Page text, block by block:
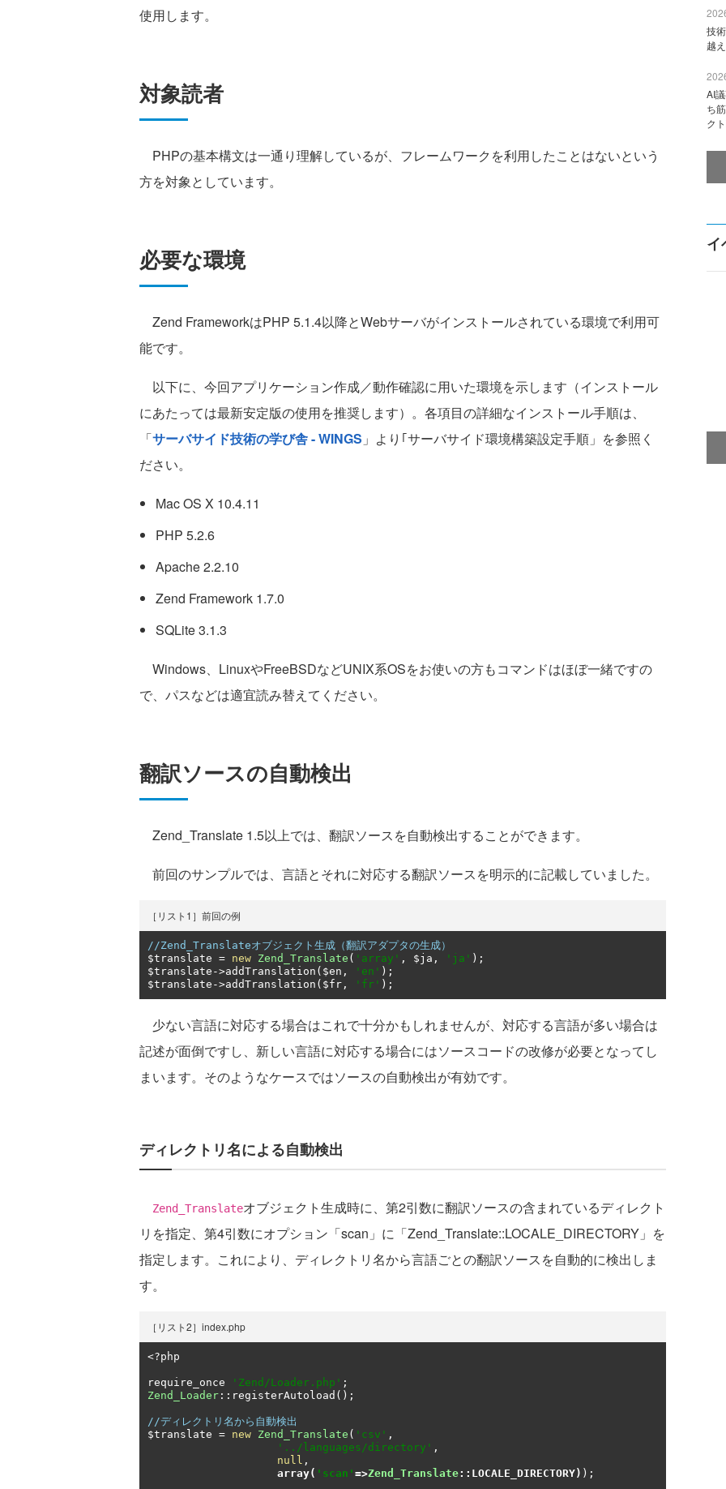
使用します。
対象読者
PHPの基本構文は一通り理解しているが、フレームワークを利用したことはないという
方を対象としています。
必要な環境
Zend FrameworkはPHP 5.1.4以降とWebサーバがインストールされている環境で利用可
能です。
以下に、今回アプリケーション作成／動作確認に用いた環境を示します（インストール
にあたっては最新安定版の使用を推奨します）。各項目の詳細なインストール手順は、
「サーバサイド技術の学び舎 - WINGS 」より｢サーバサイド環境構築設定手順」を参照く
ださい。
Mac OS X 10.4.11
PHP 5.2.6
Apache 2.2.10
Zend Framework 1.7.0
SQLite 3.1.3
Windows、LinuxやFreeBSDなどUNIX系OSをお使いの方もコマンドはほぼ一緒ですの
で、パスなどは適宜読み替えてください。
翻訳ソースの自動検出
Zend_Translate 1.5以上では、翻訳ソースを自動検出することができます。
前回のサンプルでは、言語とそれに対応する翻訳ソースを明示的に記載していました。
［リスト1］前回の例
//Zend_Translateオブジェクト生成（翻訳アダプタの生成）
$translate = new Zend_Translate ( 'array' , $ja , 'ja' );
$translate ->addTranslation ( $en , 'en' );
$translate ->addTranslation ( $fr , 'fr' );
少ない言語に対応する場合はこれで十分かもしれませんが、対応する言語が多い場合は
記述が面倒ですし、新しい言語に対応する場合にはソースコードの改修が必要となってし
まいます。そのようなケースではソースの自動検出が有効です。
ディレクトリ名による自動検出
Zend_Translateオブジェクト生成時に、第2引数に翻訳ソースの含まれているディレクト
リを指定、第4引数にオプション「scan」に「Zend_Translate::LOCALE_DIRECTORY」を
指定します。これにより、ディレクトリ名から言語ごとの翻訳ソースを自動的に検出しま
す。
［リスト2］index.php
<?php
require_once 'Zend/Loader.php' ;
Zend_Loader :: registerAutoload ();
//ディレクトリ名から自動検出
$translate = new Zend_Translate ( 'csv' ,
'../languages/directory' ,
null ,
array( 'scan' =>Zend_Translate:: LOCALE_DIRECTORY) );
技
越
AI
ち
ク
イ